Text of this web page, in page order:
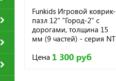
Funkids Игровой коврик-
пазл 12" "Город-2" с
дорогами, толщина 15
мм (9 частей) - серия NT
Цена 1 300 руб